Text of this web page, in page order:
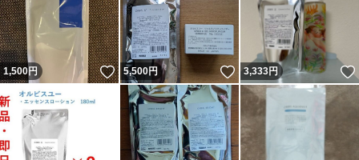
1,500円 いいね！
5,500円 いいね！
3,333円